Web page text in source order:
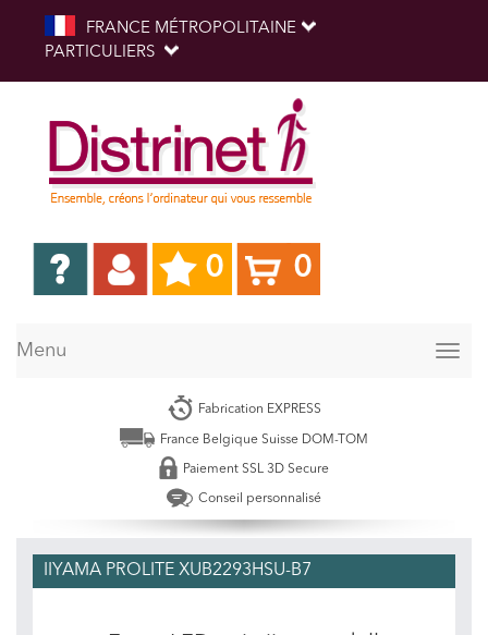
FRANCE MÉTROPOLITAINE
PARTICULIERS
0 0
Menu
Fabrication EXPRESS
France Belgique Suisse DOM-TOM
Paiement SSL 3D Secure
Conseil personnalisé
IIYAMA PROLITE XUB2293HSU-B7